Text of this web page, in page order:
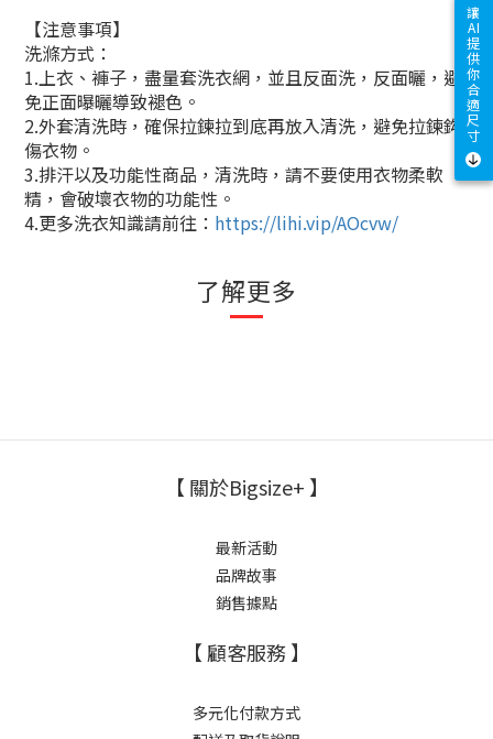
【注意事項】
洗滌方式：
1.上衣、褲子，盡量套洗衣網，並且反面洗，反面曬，避
免正面曝曬導致褪色。
2.外套清洗時，確保拉鍊拉到底再放入清洗，避免拉鍊鈎
傷衣物。
3.排汗以及功能性商品，清洗時，請不要使用衣物柔軟
精，會破壞衣物的功能性。
4.更多洗衣知識請前往： https://lihi.vip/AOcvw/
了解更多
【 關於Bigsize+ 】
最新活動
品牌故事
銷售據點
【 顧客服務 】
多元化付款方式
讓
AI
提
供
你
合
適
尺
寸